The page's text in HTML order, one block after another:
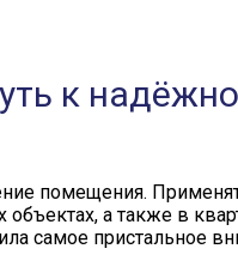
к
помещения.
а также в
самое пристальное